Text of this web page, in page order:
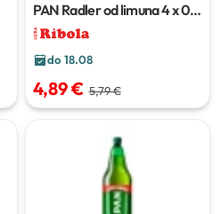
PAN Radler od limuna4 x 0,5
l
do 18.08
4,89 € 5,79 €